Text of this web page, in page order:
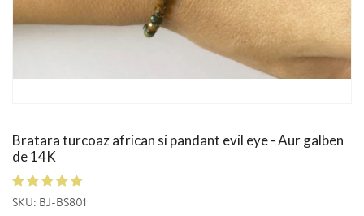
Bratara turcoaz african si pandant evil eye - Aur galben
de 14K
SKU: BJ-BS801